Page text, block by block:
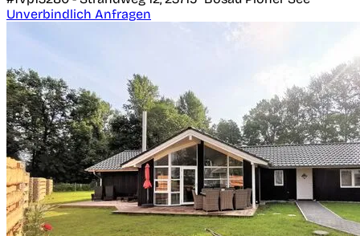
Unverbindlich Anfragen